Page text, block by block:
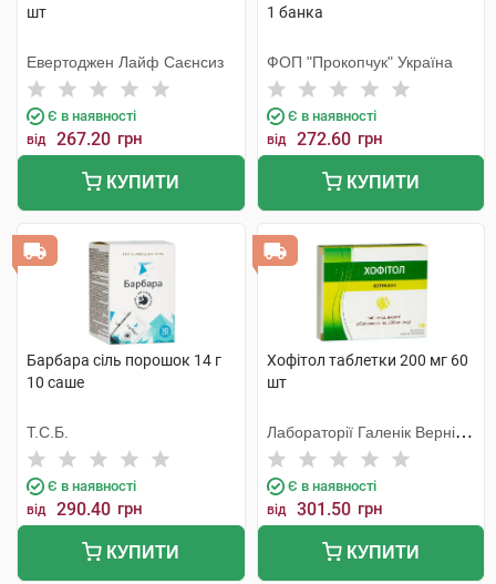
шт
Евертоджен Лайф Саєнсиз
Є в наявності
від 267.20 грн
КУПИТИ
1 банка
ФОП "Прокопчук" Україна
Є в наявності
від 272.60 грн
КУПИТИ
Барбара сіль порошок 14 г
10 саше
Т.С.Б.
Є в наявності
від 290.40 грн
КУПИТИ
Хофітол таблетки 200 мг 60
шт
Лабораторії Галенік Вернін/
Франція
Є в наявності
від 301.50 грн
КУПИТИ